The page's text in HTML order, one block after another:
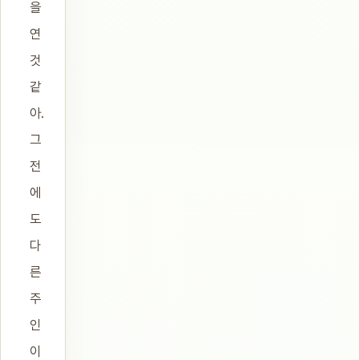
을
연
것
같
아.
그
전
에
도
다
른
주
인
이